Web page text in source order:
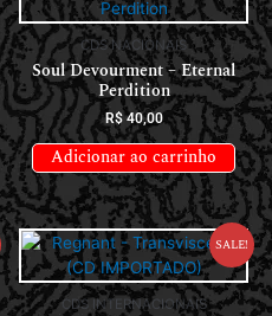
CDS NACIONAIS
Soul Devourment – Eternal
Perdition
R$40,00
Adicionar ao carrinho
Sale!
CDS INTERNACIONAIS